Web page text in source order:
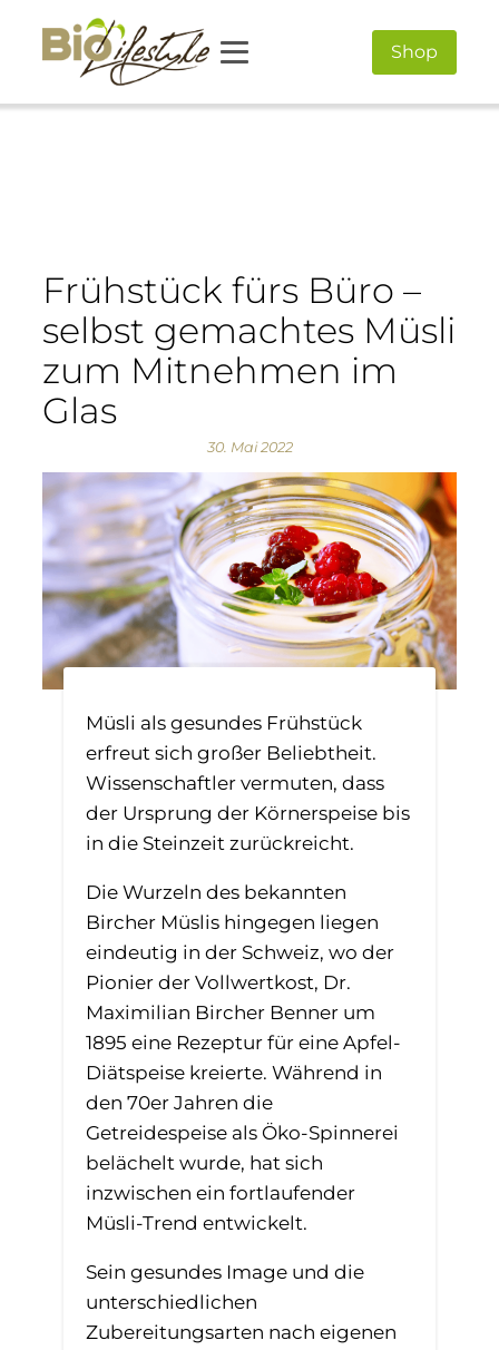
Shop
Frühstück fürs Büro –
selbst gemachtes Müsli
zum Mitnehmen im
Glas
30. Mai 2022
Müsli als gesundes Frühstück
erfreut sich großer Beliebtheit.
Wissenschaftler vermuten, dass
der Ursprung der Körnerspeise bis
in die Steinzeit zurückreicht.
Die Wurzeln des bekannten
Bircher Müslis hingegen liegen
eindeutig in der Schweiz, wo der
Pionier der Vollwertkost, Dr.
Maximilian Bircher Benner um
1895 eine Rezeptur für eine Apfel-
Diätspeise kreierte. Während in
den 70er Jahren die
Getreidespeise als Öko-Spinnerei
belächelt wurde, hat sich
inzwischen ein fortlaufender
Müsli-Trend entwickelt.
Sein gesundes Image und die
unterschiedlichen
Zubereitungsarten nach eigenen